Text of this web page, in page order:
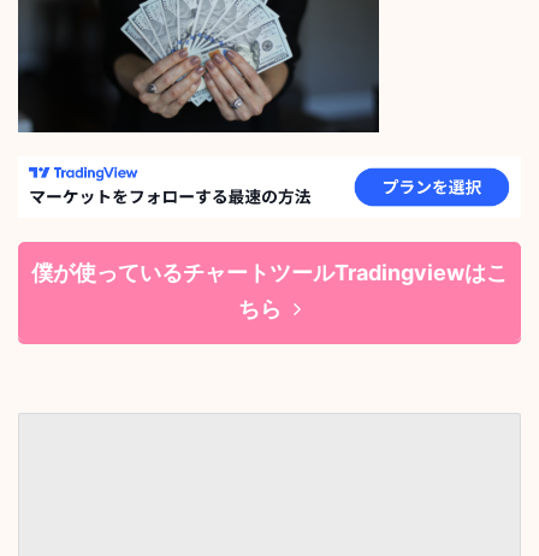
僕が使っているチャートツールTradingviewはこ
ちら